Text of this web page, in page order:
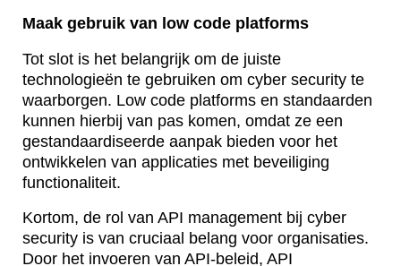
Maak gebruik van low code platforms
Tot slot is het belangrijk om de juiste
technologieën te gebruiken om cyber security te
waarborgen. Low code platforms en standaarden
kunnen hierbij van pas komen, omdat ze een
gestandaardiseerde aanpak bieden voor het
ontwikkelen van applicaties met beveiliging
functionaliteit.
Kortom, de rol van API management bij cyber
security is van cruciaal belang voor organisaties.
Door het invoeren van API-beleid, API